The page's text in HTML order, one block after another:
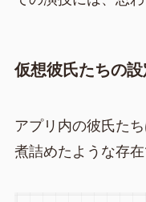
仮想彼氏たちの
アプリ内の彼氏た
煮詰めたような存在